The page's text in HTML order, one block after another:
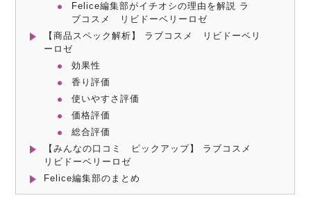
Felice編集部がイチオシの理由を解説 ラ
ブコスメ リビドーベリーロゼ
【商品スペック解析】 ラブコスメ リビドーベリ
ーロゼ
効果性
香り評価
使いやすさ評価
価格評価
総合評価
【みんなの口コミ ピックアップ】 ラブコスメ
リビドーベリーロゼ
Felice編集部のまとめ